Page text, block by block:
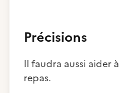
Précisions
Il faudra aussi aider
repas.